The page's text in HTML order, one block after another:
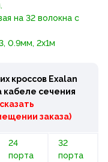
на 32 волокна с
0.9мм, 2x1м
кроссов Exalan
сечения
заказа)
24
порта
32
порта